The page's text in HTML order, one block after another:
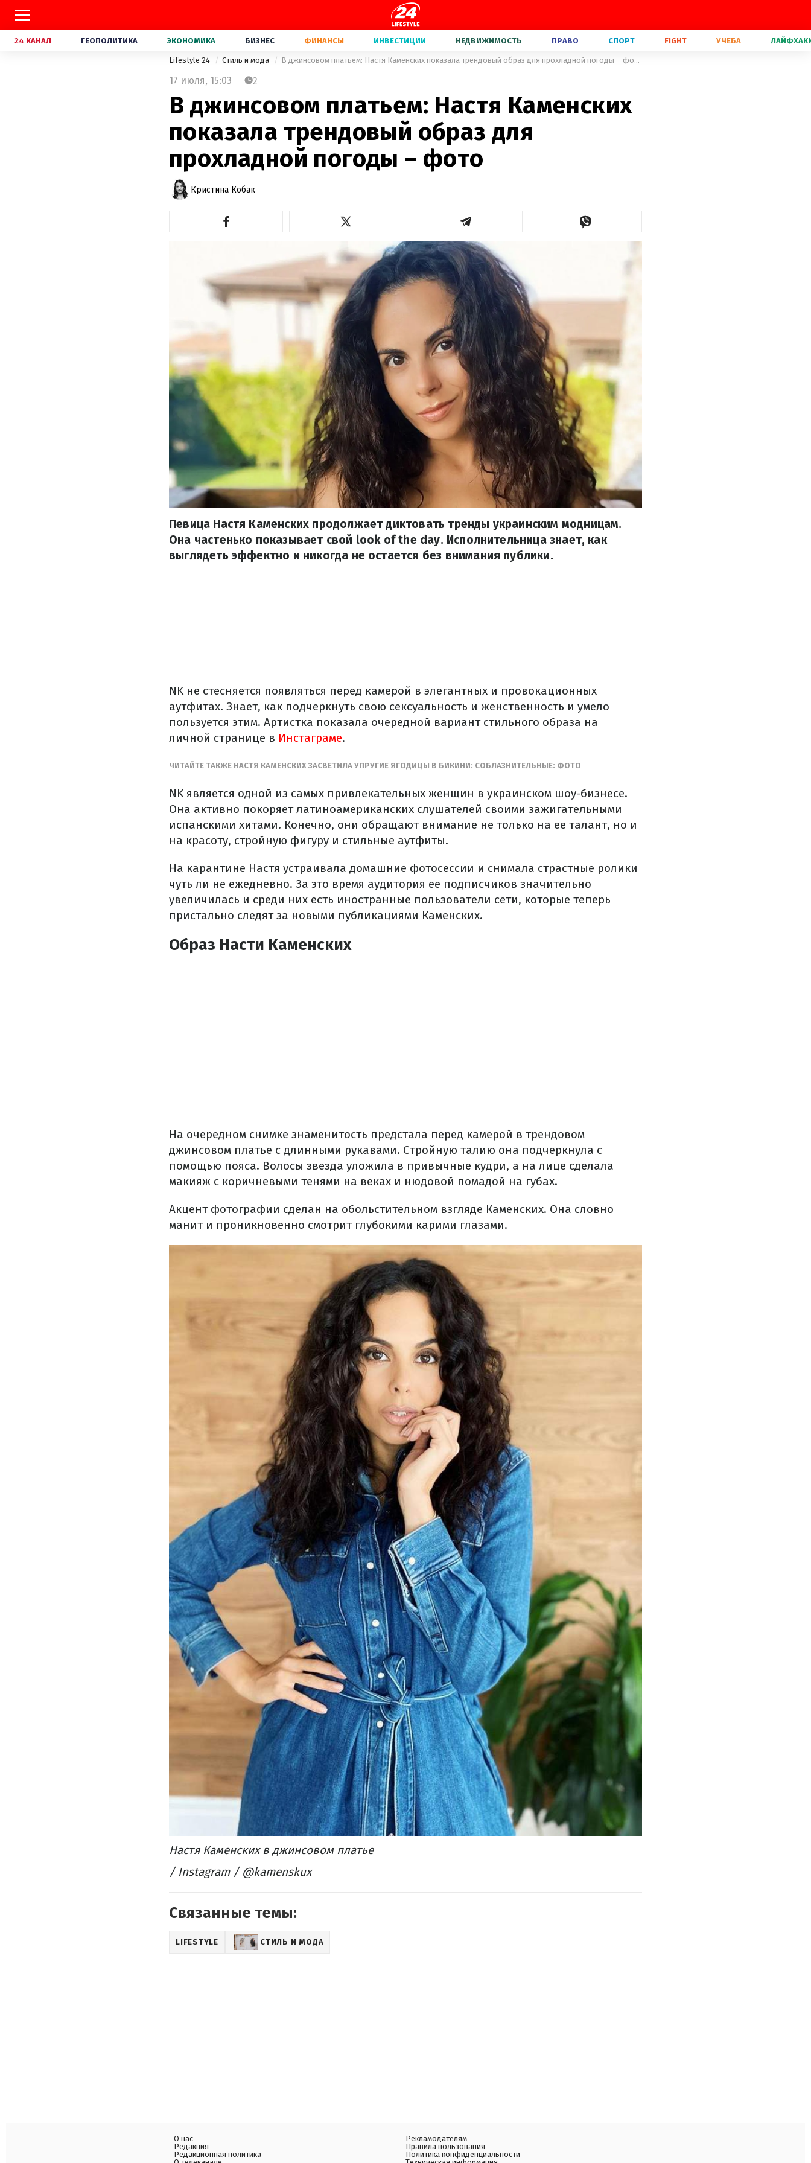
24 КАНАЛ ГЕОПОЛИТИКА ЭКОНОМИКА БИЗНЕС ФИНАНСЫ ИНВЕСТИЦИИ НЕДВИЖИМОСТЬ ПРАВО СПОРТ FIGHT УЧЕБА
Lifestyle 24 Стиль и мода В джинсовом платьем: Настя Каменских показала трендовый образ для прохладной погоды – фото
17 июля, 15:03 2
В джинсовом платьем: Настя Каменских
показала трендовый образ для
прохладной погоды – фото
Кристина Кобак
Певица Настя Каменских продолжает диктовать тренды украинским модницам.
Она частенько показывает свой look of the day. Исполнительница знает, как
выглядеть эффектно и никогда не остается без внимания публики.
NK не стесняется появляться перед камерой в элегантных и провокационных
аутфитах. Знает, как подчеркнуть свою сексуальность и женственность и умело
пользуется этим. Артистка показала очередной вариант стильного образа на
личной странице в Инстаграме.
ЧИТАЙТЕ ТАКЖЕ НАСТЯ КАМЕНСКИХ ЗАСВЕТИЛА УПРУГИЕ ЯГОДИЦЫ В БИКИНИ: СОБЛАЗНИТЕЛЬНЫЕ: ФОТО
NK является одной из самых привлекательных женщин в украинском шоу-бизнесе.
Она активно покоряет латиноамериканских слушателей своими зажигательными
испанскими хитами. Конечно, они обращают внимание не только на ее талант, но и
на красоту, стройную фигуру и стильные аутфиты.
На карантине Настя устраивала домашние фотосессии и снимала страстные ролики
чуть ли не ежедневно. За это время аудитория ее подписчиков значительно
увеличилась и среди них есть иностранные пользователи сети, которые теперь
пристально следят за новыми публикациями Каменских.
Образ Насти Каменских
На очередном снимке знаменитость предстала перед камерой в трендовом
джинсовом платье с длинными рукавами. Стройную талию она подчеркнула с
помощью пояса. Волосы звезда уложила в привычные кудри, а на лице сделала
макияж с коричневыми тенями на веках и нюдовой помадой на губах.
Акцент фотографии сделан на обольстительном взгляде Каменских. Она словно
манит и проникновенно смотрит глубокими карими глазами.
Настя Каменских в джинсовом платье
/ Instagram / @kamenskux
Связанные темы:
LIFESTYLE СТИЛЬ И МОДА
О нас
Редакция
Редакционная политика
Рекламодателям
Правила пользования
Политика конфиденциальности